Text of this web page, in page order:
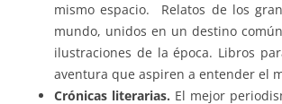
mismo espacio. Relatos de los
mundo, unidos en un destino
ilustraciones de la época. Libros
aventura que aspiren a entender el
Crónicas literarias. El mejor